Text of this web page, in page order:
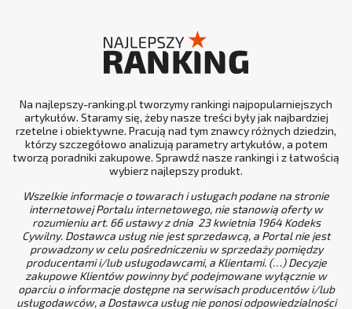
Na najlepszy-ranking.pl tworzymy rankingi najpopularniejszych
artykułów. Staramy się, żeby nasze treści były jak najbardziej
rzetelne i obiektywne. Pracują nad tym znawcy różnych dziedzin,
którzy szczegółowo analizują parametry artykułów, a potem
tworzą poradniki zakupowe. Sprawdź nasze rankingi i z łatwością
wybierz najlepszy produkt.
Wszelkie informacje o towarach i usługach podane na stronie
internetowej Portalu internetowego, nie stanowią oferty w
rozumieniu art. 66 ustawy z dnia 23 kwietnia 1964 Kodeks
Cywilny. Dostawca usług nie jest sprzedawcą, a Portal nie jest
prowadzony w celu pośredniczeniu w sprzedaży pomiędzy
producentami i/lub usługodawcami, a Klientami. (…) Decyzje
zakupowe Klientów powinny być podejmowane wyłącznie w
oparciu o informacje dostępne na serwisach producentów i/lub
usługodawców, a Dostawca usług nie ponosi odpowiedzialności